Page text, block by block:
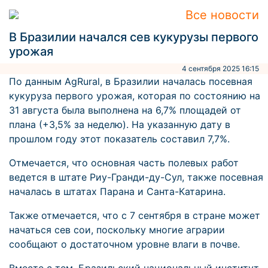
Все новости
В Бразилии начался сев кукурузы первого
урожая
4 сентября 2025 16:15
По данным AgRural, в Бразилии началась посевная
кукуруза первого урожая, которая по состоянию на
31 августа была выполнена на 6,7% площадей от
плана (+3,5% за неделю). На указанную дату в
прошлом году этот показатель составил 7,7%.
Отмечается, что основная часть полевых работ
ведется в штате Риу-Гранди-ду-Сул, также посевная
началась в штатах Парана и Санта-Катарина.
Также отмечается, что с 7 сентября в стране может
начаться сев сои, поскольку многие аграрии
сообщают о достаточном уровне влаги в почве.